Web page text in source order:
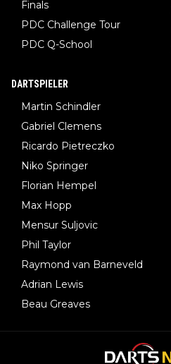
Finals
PDC Challenge Tour
PDC Q-School
DARTSPIELER
Martin Schindler
Gabriel Clemens
Ricardo Pietreczko
Niko Springer
Florian Hempel
Max Hopp
Mensur Suljovic
Phil Taylor
Raymond van Barneveld
Adrian Lewis
Beau Greaves